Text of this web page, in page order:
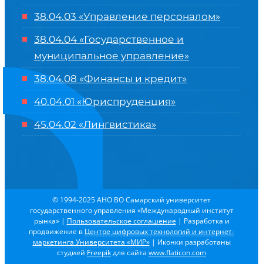
38.04.03 «Управление персоналом»
38.04.04 «Государственное и
муниципальное управление»
38.04.08 «Финансы и кредит»
40.04.01 «Юриспруденция»
45.04.02 «Лингвистика»
© 1994-2025 АНО ВО Самарский университет
государственного управления «Международный институт
рынка» | Пользовательское соглашение | Разработка и
продвижение в Центре цифровых технологий и интернет-
маркетинга Университета «МИР»| Иконки разработаны
студией Freepikдля сайта www.flaticon.com